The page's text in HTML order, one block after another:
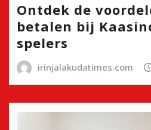
Ontdek de
betalen bij
spelers
irinjalakudatimes.com